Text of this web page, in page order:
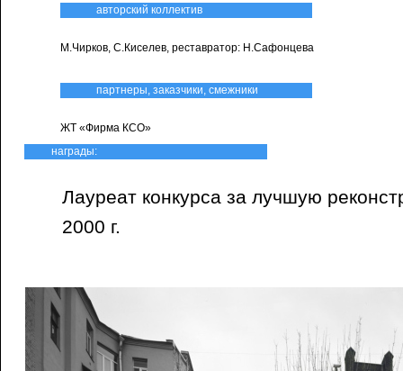
авторский коллектив
М.Чирков, С.Киселев, реставратор: Н.Сафонцева
партнеры, заказчики, смежники
ЖТ «Фирма КСО»
награды:
Лауреат конкурса за лучшую
2000 г.